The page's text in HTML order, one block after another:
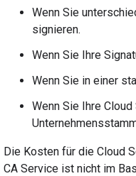
Wenn Sie
signieren.
Wenn Sie Ihre
Wenn Sie in einer
Wenn Sie Ihre
Die Kosten für die Cloud
CA Service ist nicht im